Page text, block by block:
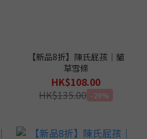
【新品8折】陳氏屁孩｜貓
草雪條
HK$108.00
HK$135.00 -20%